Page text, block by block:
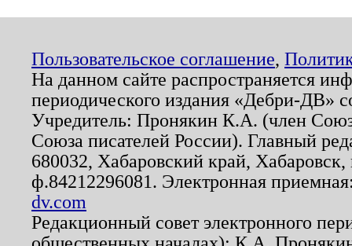
Пользовательское соглашение,
На данном сайте распространяется
периодического издания «Дебри-ДВ»
Учредитель: Пронякин К.А. (член
Союза писателей России). Главный
680032, Хабаровский край,
ф.84212296081. Электронная
dv.com
Редакционный совет электронного